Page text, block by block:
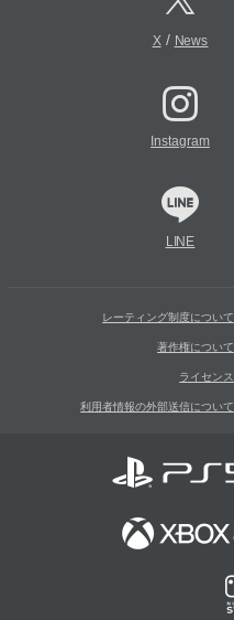
X/ News
Instagram
LINE
レーティング制度について
著作権について
ライセンス
利用者情報の外部送信について